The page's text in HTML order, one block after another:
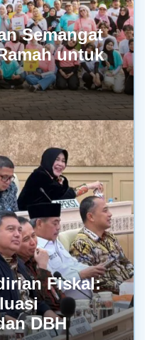
Semangat
untuk
Fiskal:
DBH